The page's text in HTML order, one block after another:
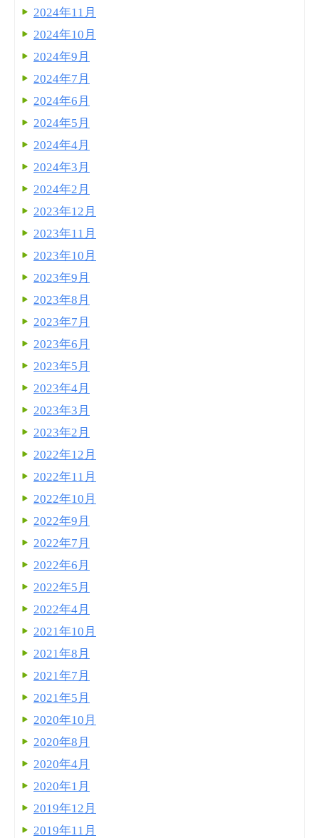
2024年11月
2024年10月
2024年9月
2024年7月
2024年6月
2024年5月
2024年4月
2024年3月
2024年2月
2023年12月
2023年11月
2023年10月
2023年9月
2023年8月
2023年7月
2023年6月
2023年5月
2023年4月
2023年3月
2023年2月
2022年12月
2022年11月
2022年10月
2022年9月
2022年7月
2022年6月
2022年5月
2022年4月
2021年10月
2021年8月
2021年7月
2021年5月
2020年10月
2020年8月
2020年4月
2020年1月
2019年12月
2019年11月